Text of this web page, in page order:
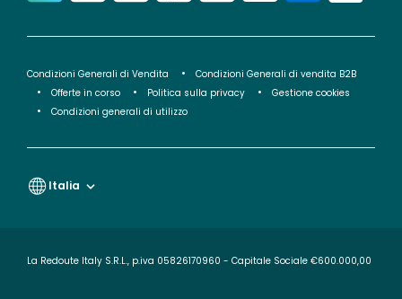
Condizioni Generali di Vendita
Condizioni Generali di vendita B2B
Offerte in corso
Politica sulla privacy
Gestione cookies
Condizioni generali di utilizzo
Italia
La Redoute Italy S.R.L., p.iva 05826170960 - Capitale Sociale €600.000,00